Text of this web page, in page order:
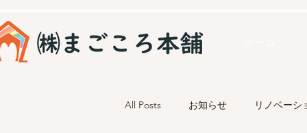
All Posts お知らせ リノベーシ